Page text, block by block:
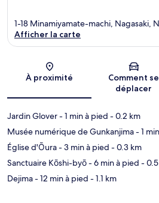
Carte
1-18 Minamiyamate-machi, Nagasaki,
Afficher la carte
À proximité
Comment se
déplacer
Jardin Glover- 1 min à pied - 0.2 km
Musée numérique de Gunkanjima- 1
Église d'Ōura- 3 min à pied - 0.3 km
Sanctuaire Kōshi-byō- 6 min à pied -
Dejima- 12 min à pied - 1.1 km